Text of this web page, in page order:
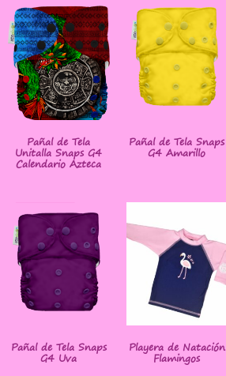
Pañal de Tela
Unitalla Snaps G4
Calendario Azteca
Pañal de Tela Snaps
G4 Amarillo
Pañal de Tela Snaps
G4 Uva
Playera de Natación
Flamingos